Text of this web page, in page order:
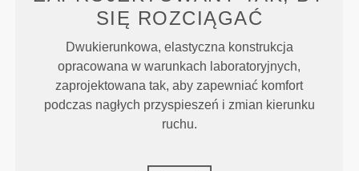
SIĘ ROZCIĄGAĆ
Dwukierunkowa, elastyczna konstrukcja
opracowana w warunkach laboratoryjnych,
zaprojektowana tak, aby zapewniać komfort
podczas nagłych przyspieszeń i zmian kierunku
ruchu.